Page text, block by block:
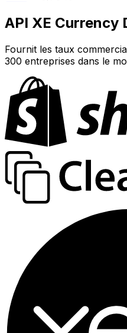
API XE Currency
Fournit les taux
300 entreprises dans le